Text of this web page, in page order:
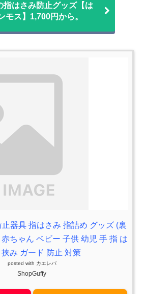
指はさみ防止グッズ【は
モス】1,700円から。
止器具 指はさみ 指詰め グッズ (裏
ちゃん ベビー 子供 幼児 手 指 は
挟み ガード 防止 対策
posted with カエレバ
ShopGuffy